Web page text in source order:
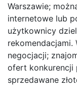
Warszawie;
internetowe lub
użytkownicy
negocjacji;
ofert konkurencji
sprzedawane